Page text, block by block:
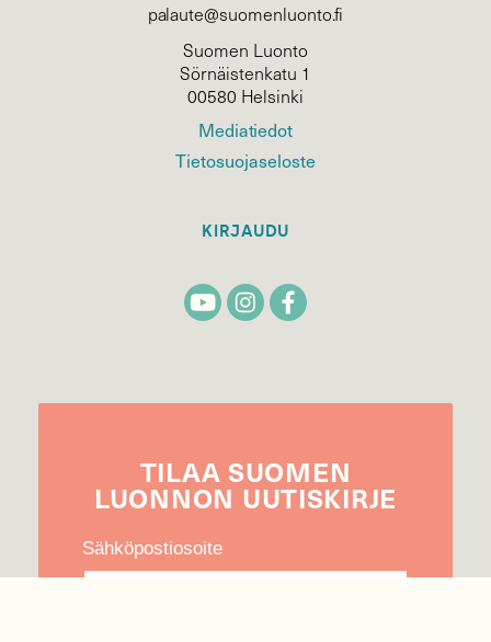
palaute@suomenluonto.fi
Suomen Luonto
Sörnäistenkatu 1
00580 Helsinki
Mediatiedot
Tietosuojaseloste
KIRJAUDU
TILAA SUOMEN
LUONNON UUTIS­KIRJE
Sähköpostiosoite